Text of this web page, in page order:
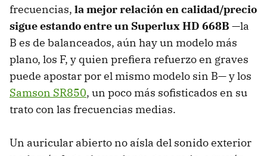
frecuencias, la mejor relación en calidad/precio
sigue estando entre un Superlux HD 668B —la
B es de balanceados, aún hay un modelo más
plano, los F, y quien prefiera refuerzo en graves
puede apostar por el mismo modelo sin B— y los
Samson SR850, un poco más sofisticados en su
trato con las frecuencias medias.
Un auricular abierto no aísla del sonido exterior